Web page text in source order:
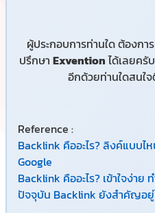
ผู้ประกอบการท่านใด ต้องก
ปรึกษา Exventionได้เลยครั
อีกด้วยท่านใดสนใ
Reference :
Backlink คืออะไร? ลิงค์แบบไ
Google
Backlink คืออะไร? เข้าใจง่าย
ปัจจุบัน Backlink ยังสำคัญอยู่